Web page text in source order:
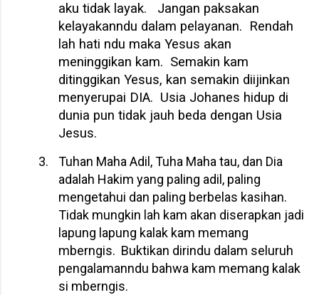
aku tidak layak.
Jangan paksakan
kelayakanndu dalam pelayanan. Rendah
lah hati ndu maka Yesus akan
meninggikan kam. Semakin kam
ditinggikan Yesus, kan semakin diijinkan
menyerupai DIA. Usia Johanes hidup di
dunia pun tidak jauh beda dengan Usia
Jesus.
3.
Tuhan Maha Adil, Tuha Maha tau, dan Dia
adalah Hakim yang paling adil, paling
mengetahui dan paling berbelas kasihan.
Tidak mungkin lah kam akan diserapkan jadi
lapung lapung kalak kam memang
mberngis. Buktikan dirindu dalam seluruh
pengalamanndu bahwa kam memang kalak
si mberngis.